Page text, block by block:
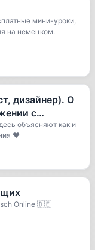
мини-уроки,
на немецком.
дизайнер). О
с
объясняют как и
❤️
Online 🇩🇪